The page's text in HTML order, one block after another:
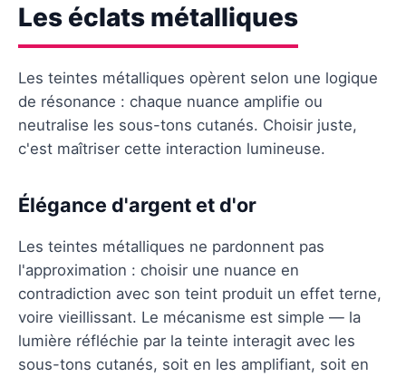
Les éclats métalliques
Les teintes métalliques opèrent selon une logique
de résonance : chaque nuance amplifie ou
neutralise les sous-tons cutanés. Choisir juste,
c'est maîtriser cette interaction lumineuse.
Élégance d'argent et d'or
Les teintes métalliques ne pardonnent pas
l'approximation : choisir une nuance en
contradiction avec son teint produit un effet terne,
voire vieillissant. Le mécanisme est simple — la
lumière réfléchie par la teinte interagit avec les
sous-tons cutanés, soit en les amplifiant, soit en